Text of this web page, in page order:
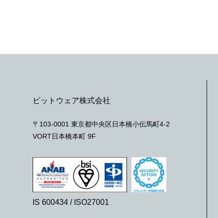
ビットウェア株式会社
〒103-0001 東京都中央区日本橋小伝馬町4-2
VORT日本橋本町 9F
IS 600434 / ISO27001